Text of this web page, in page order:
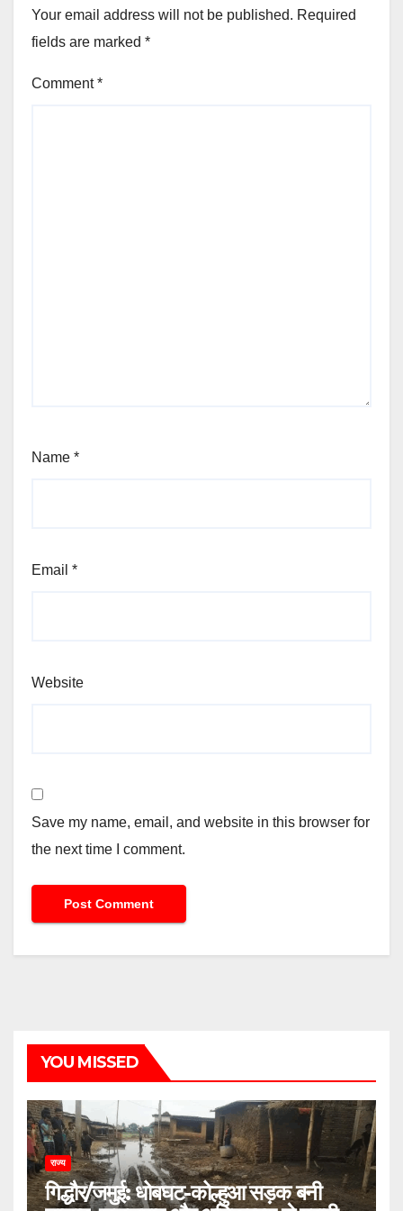
Your email address will not be published. Required
fields are marked *
Comment*
Name *
Email *
Website
Save my name, email, and website in this browser for
the next time I comment.
YOU MISSED
राज्य
गिद्धौर/जमुई: धोबघट-कोल्हुआ सड़क बनी